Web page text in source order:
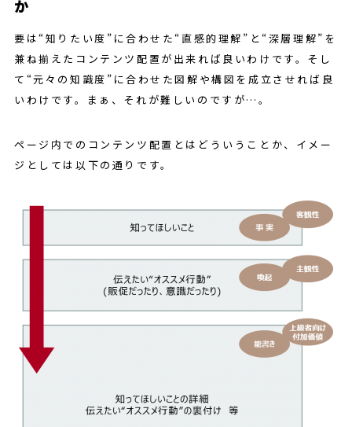
か
要は“知りたい度”に合わせた“直感的理解”と“深層理解”を
兼ね揃えたコンテンツ配置が出来れば良いわけです。そし
て“元々の知識度”に合わせた図解や構図を成立させれば良
いわけです。まぁ、それが難しいのですが…。
ページ内でのコンテンツ配置とはどういうことか、イメー
ジとしては以下の通りです。